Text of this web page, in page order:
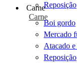
Reposição
Carne
Carne
Boi gordo
Mercado
Atacado
Reposição